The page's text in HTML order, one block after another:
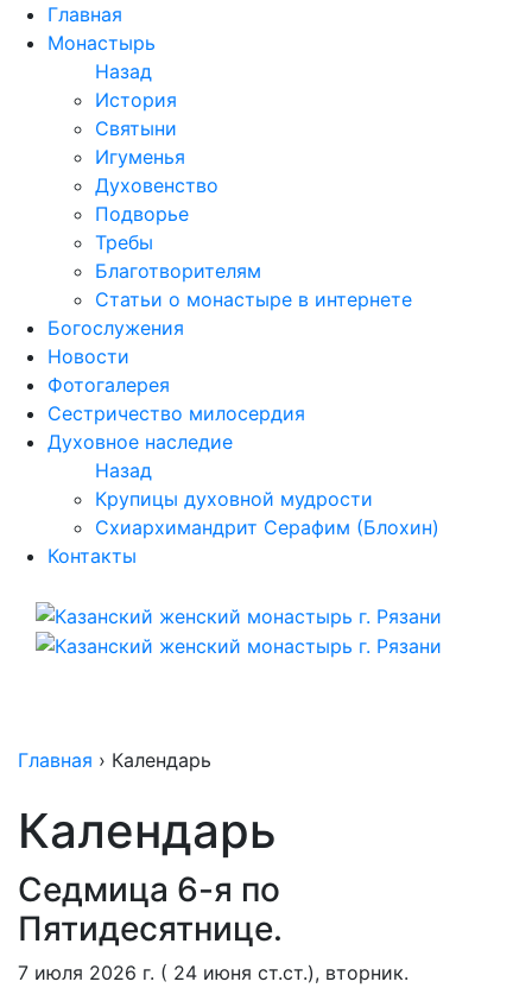
Перейти
содержимому
Главная
Монастырь
Назад
История
Святыни
Игуменья
Духовенство
Подворье
Требы
Благотворителям
Статьи о монастыре в интернете
Богослужения
Новости
Фотогалерея
Сестричество милосердия
Духовное наследие
Назад
Крупицы духовной мудрости
Схиархимандрит Серафим (Блохин)
Контакты
Главная › Календарь
Календарь
Седмица 6-я по
Пятидесятнице.
7 июля 2026 г. ( 24 июня ст.ст.), вторник.